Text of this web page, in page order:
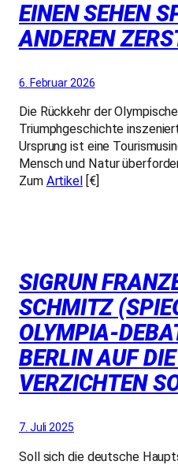
EINEN SEHEN
ANDEREN
6. Februar 2026
Die Rückkehr der
Triumphgeschichte
Ursprung ist eine
Mensch und Natur
Zum Artikel[€]
SIGRUN
SCHMITZ
OLYMPIA-
BERLIN AUF
VERZICHTEN
7. Juli 2025
Soll sich die deutsche